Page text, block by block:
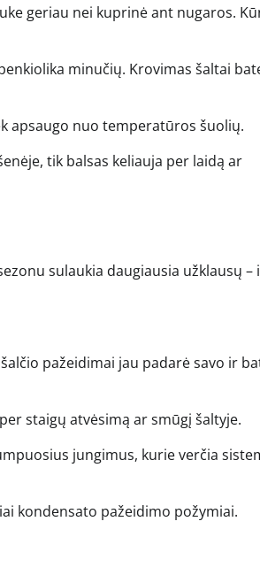
geriau nei kuprinė ant nugaros.
minučių. Krovimas šaltai
apsaugo nuo temperatūros šuolių.
tik balsas keliauja per laidą ar
sulaukia daugiausia užklausų –
pažeidimai jau padarė savo ir
staigų atvėsimą ar smūgį šaltyje.
jungimus, kurie verčia
kondensato pažeidimo požymiai.